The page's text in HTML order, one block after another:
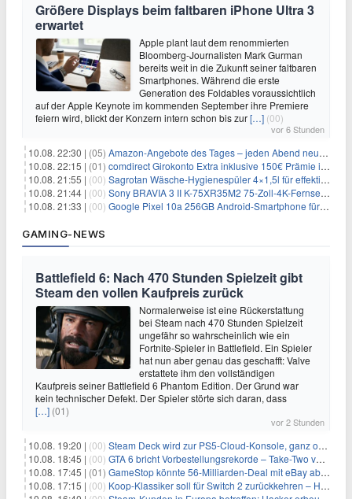
Größere Displays beim faltbaren iPhone Ultra 3
erwartet
Apple plant laut dem renommierten
Bloomberg-Journalisten Mark Gurman
bereits weit in die Zukunft seiner faltbaren
Smartphones. Während die erste
Generation des Foldables voraussichtlich
auf der Apple Keynote im kommenden September ihre Premiere
feiern wird, blickt der Konzern intern schon bis zur[…] (00)
vor 6 Stunden
10.08. 22:30 | (05) Amazon-Angebote des Tages – jeden Abend neue Deals zum Stöbern
10.08. 22:15 | (01) comdirect Girokonto Extra inklusive 150€ Prämie inkl. gratis Visa-Kreditkarte + 1 Jahr kostenlose Kontoführung + 1,75% Zinsen p.a.
10.08. 21:55 | (00) Sagrotan Wäsche-Hygienespüler 4×1,5l für effektiv 10,76€
10.08. 21:44 | (00) Sony BRAVIA 3 II K-75XR35M2 75-Zoll-4K-Fernseher für 1359€
10.08. 21:33 | (00) Google Pixel 10a 256GB Android-Smartphone für 449€
GAMING-NEWS
Battlefield 6: Nach 470 Stunden Spielzeit gibt
Steam den vollen Kaufpreis zurück
Normalerweise ist eine Rückerstattung
bei Steam nach 470 Stunden Spielzeit
ungefähr so wahrscheinlich wie ein
Fortnite-Spieler in Battlefield. Ein Spieler
hat nun aber genau das geschafft: Valve
erstattete ihm den vollständigen
Kaufpreis seiner Battlefield 6 Phantom Edition. Der Grund war
kein technischer Defekt. Der Spieler störte sich daran, dass
[…] (01)
vor 2 Stunden
10.08. 19:20 | (00) Steam Deck wird zur PS5-Cloud-Konsole, ganz ohne eigener PlayStation 5
10.08. 18:45 | (00) GTA 6 bricht Vorbestellungsrekorde – Take-Two verrät trotzdem keine Zahlen
10.08. 17:45 | (01) GameStop könnte 56-Milliarden-Deal mit eBay abblasen, doch Ryan Cohen gibt nicht auf
10.08. 17:15 | (00) Koop-Klassiker soll für Switch 2 zurückkehren – Händler nennt bereits einen Release-Termin